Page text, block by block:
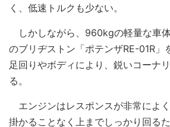
く、低速トルクも少ない。
しかしながら、960kgの軽量な車
のブリヂストン「ポテンザRE-01R」
足回りやボディにより、鋭いコーナ
る。
エンジンはレスポンスが非常によ
掛かることなく上までしっかり回る